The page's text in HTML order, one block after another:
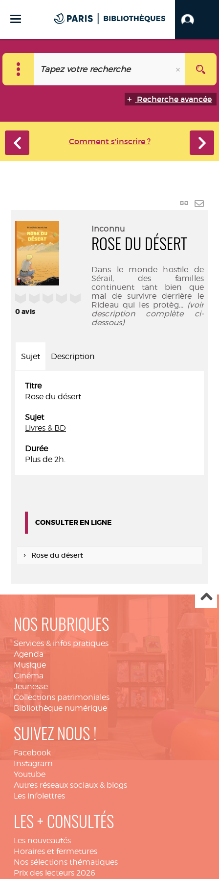
Recherche avancée
Comment s'inscrire ?
Lien
0avis
Inconnu
ROSE DU DÉSERT
Dans le monde hostile de
Sérail, des familles
continuent tant bien que
mal de survivre derrière le
Rideau qui les protèg... (voir
description complète ci-
dessous)
Sujet Description
Titre
Rose du désert
Sujet
Livres & BD
Durée
Plus de 2h.
CONSULTER EN LIGNE
Rose du désert
NOS RUBRIQUES
Services & infos pratiques
Agenda
Musique
Cinéma
Jeunesse
Collections patrimoniales
Bibliothèque numérique
SUIVEZ NOUS !
Facebook
Instagram
Youtube
Autres réseaux sociaux & blogs
Les infolettres
LES + CONSULTÉS
Les nouveautés
Horaires et fermetures
Nos sélections thématiques
Prix des lecteurs 2026